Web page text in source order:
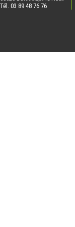
Tél. 03 89 48 76 76